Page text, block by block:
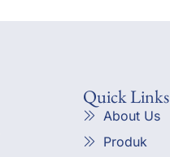
Quick Links
About Us
Produk